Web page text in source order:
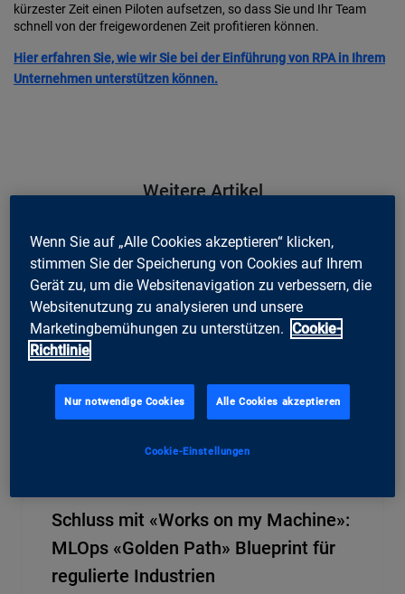
kürzester Zeit einen Piloten aufsetzen, so dass Sie und Ihr Team
schnell von der freigewordenen Zeit profitieren können.
Hier erfahren Sie, wie wir Sie bei der Einführung von RPA in Ihrem
Unternehmen unterstützen können.
Weitere Artikel
Schluss mit «Works on my Machine»:
MLOps «Golden Path» Blueprint für
regulierte Industrien
Wenn Sie auf „Alle Cookies akzeptieren“ klicken,
stimmen Sie der Speicherung von Cookies auf Ihrem
Gerät zu, um die Websitenavigation zu verbessern, die
Websitenutzung zu analysieren und unsere
Marketingbemühungen zu unterstützen. Cookie-
Richtlinie
Nur notwendige Cookies Alle Cookies akzeptieren
Cookie-Einstellungen